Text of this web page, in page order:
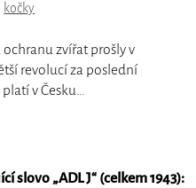
kočky
ochranu zvířat prošly v
revolucí za poslední
v Česku…
slovo „ADL J“ (celkem 1943):